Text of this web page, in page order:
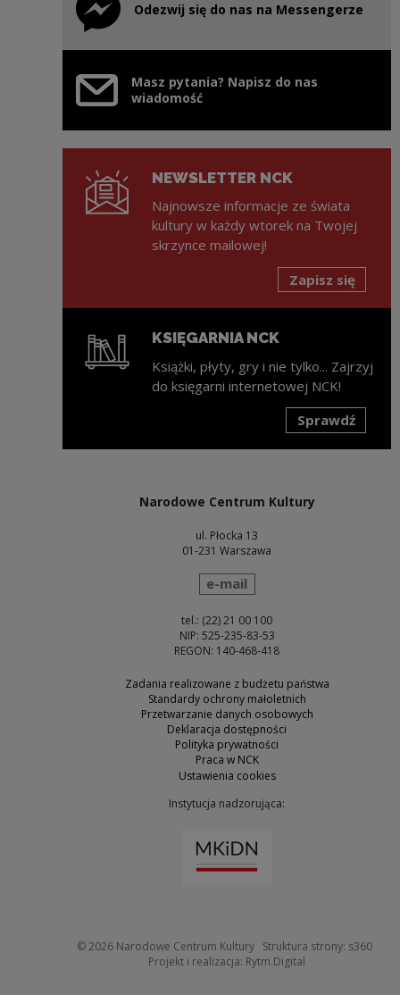
Odezwij się do nas na Messengerze
Uwaga, link zostanie otwarty w nowym oknie
Masz pytania? Napisz do nas
wiadomość
NEWSLETTER NCK
Najnowsze informacje ze świata
kultury w każdy wtorek na Twojej
skrzynce mailowej!
Zapisz się
KSIĘGARNIA NCK
Książki, płyty, gry i nie tylko... Zajrzyj
do księgarni internetowej NCK!
Sprawdź
Narodowe Centrum Kultury
ul. Płocka 13
01-231 Warszawa
wyślij wiadomość
e-mail
tel.: (22) 21 00 100
NIP: 525-235-83-53
REGON: 140-468-418
Zadania realizowane z budżetu państwa
Standardy ochrony małoletnich
Przetwarzanie danych osobowych
Deklaracja dostępności
Polityka prywatności
Praca w NCK
Ustawienia cookies
Instytucja nadzorująca:
© 2026 Narodowe Centrum KulturyStruktura strony: s360
Projekt i realizacja: Rytm.Digital